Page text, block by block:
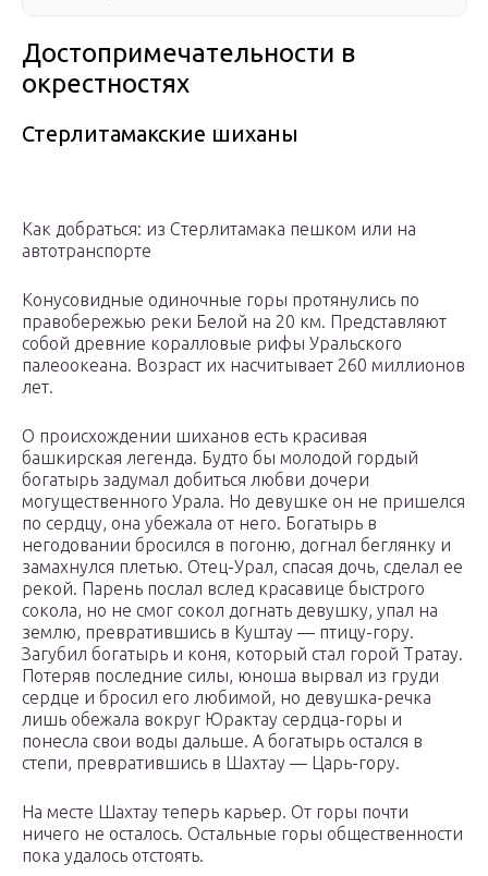
Достопримечательности в
окрестностях
Стерлитамакские шиханы
Как добраться: из Стерлитамака пешком или на
автотранспорте
Конусовидные одиночные горы протянулись по
правобережью реки Белой на 20 км. Представляют
собой древние коралловые рифы Уральского
палеоокеана. Возраст их насчитывает 260 миллионов
лет.
О происхождении шиханов есть красивая
башкирская легенда. Будто бы молодой гордый
богатырь задумал добиться любви дочери
могущественного Урала. Но девушке он не пришелся
по сердцу, она убежала от него. Богатырь в
негодовании бросился в погоню, догнал беглянку и
замахнулся плетью. Отец-Урал, спасая дочь, сделал ее
рекой. Парень послал вслед красавице быстрого
сокола, но не смог сокол догнать девушку, упал на
землю, превратившись в Куштау — птицу-гору.
Загубил богатырь и коня, который стал горой Тратау.
Потеряв последние силы, юноша вырвал из груди
сердце и бросил его любимой, но девушка-речка
лишь обежала вокруг Юрактау сердца-горы и
понесла свои воды дальше. А богатырь остался в
степи, превратившись в Шахтау — Царь-гору.
На месте Шахтау теперь карьер. От горы почти
ничего не осталось. Остальные горы общественности
пока удалось отстоять.